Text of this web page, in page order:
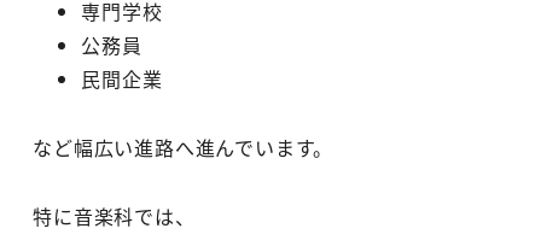
専門学校
公務員
民間企業
など幅広い進路へ進んでいます。
特に音楽科では、